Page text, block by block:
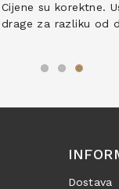
su korektne.
za razliku od
Dostava